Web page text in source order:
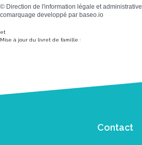
© Direction de l'information légale et administrative
comarquage developpé par baseo.io
et
Mise à jour du livret de famille :
Contact